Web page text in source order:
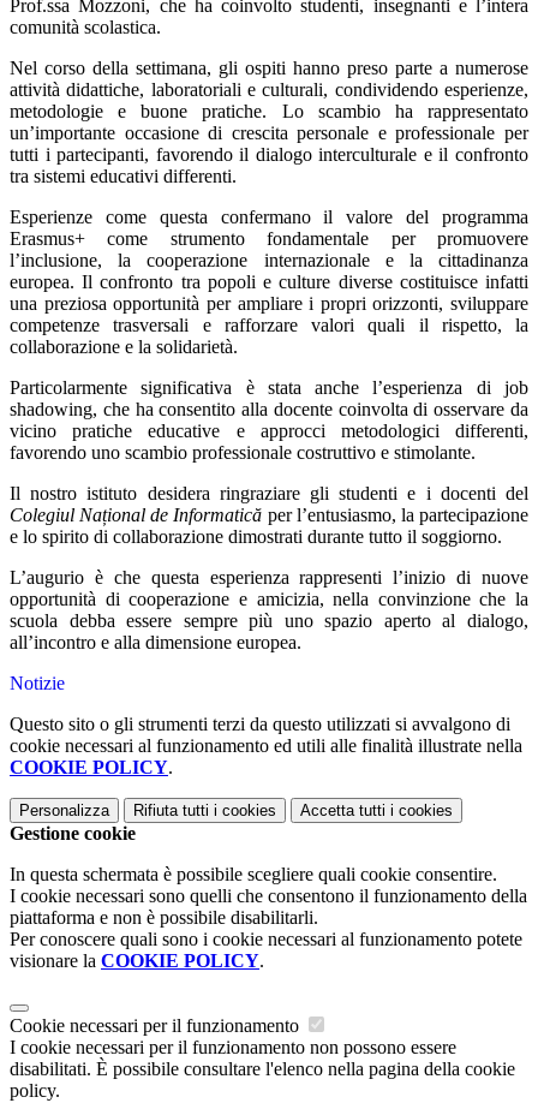
Prof.ssa Mozzoni, che ha coinvolto studenti, insegnanti e l’intera
comunità scolastica.
Nel corso della settimana, gli ospiti hanno preso parte a numerose
attività didattiche, laboratoriali e culturali, condividendo esperienze,
metodologie e buone pratiche. Lo scambio ha rappresentato
un’importante occasione di crescita personale e professionale per
tutti i partecipanti, favorendo il dialogo interculturale e il confronto
tra sistemi educativi differenti.
Esperienze come questa confermano il valore del programma
Erasmus+ come strumento fondamentale per promuovere
l’inclusione, la cooperazione internazionale e la cittadinanza
europea. Il confronto tra popoli e culture diverse costituisce infatti
una preziosa opportunità per ampliare i propri orizzonti, sviluppare
competenze trasversali e rafforzare valori quali il rispetto, la
collaborazione e la solidarietà.
Particolarmente significativa è stata anche l’esperienza di job
shadowing, che ha consentito alla docente coinvolta di osservare da
vicino pratiche educative e approcci metodologici differenti,
favorendo uno scambio professionale costruttivo e stimolante.
Il nostro istituto desidera ringraziare gli studenti e i docenti del
Colegiul Național de Informatică per l’entusiasmo, la partecipazione
e lo spirito di collaborazione dimostrati durante tutto il soggiorno.
L’augurio è che questa esperienza rappresenti l’inizio di nuove
opportunità di cooperazione e amicizia, nella convinzione che la
scuola debba essere sempre più uno spazio aperto al dialogo,
all’incontro e alla dimensione europea.
Notizie
Questo sito o gli strumenti terzi da questo utilizzati si avvalgono di
cookie necessari al funzionamento ed utili alle finalità illustrate nella
COOKIE POLICY.
Personalizza Rifiuta tutti i cookies Accetta tutti i cookies
Gestione cookie
In questa schermata è possibile scegliere quali cookie consentire.
I cookie necessari sono quelli che consentono il funzionamento della
piattaforma e non è possibile disabilitarli.
Per conoscere quali sono i cookie necessari al funzionamento potete
visionare la COOKIE POLICY.
Cookie necessari per il funzionamento
I cookie necessari per il funzionamento non possono essere
disabilitati. È possibile consultare l'elenco nella pagina della cookie
policy.